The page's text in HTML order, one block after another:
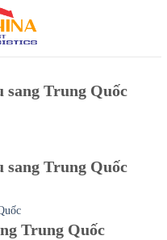
sang Trung Quốc
sang Trung Quốc
Trung Quốc